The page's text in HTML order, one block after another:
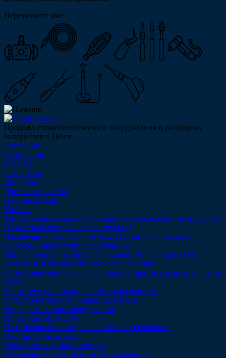
Перезвоните мне
Продажа стоматологического оборудования и расходных
материалов в Пензе
Компания
О компании
Отзывы
Реквизиты
Дипломы
Доставка и оплата
Производители
Каталог
Запчасти для стоматологических установок (комплектующие)
Стоматологические шланги (рукава)
Наконечники для слюноотсоса и стоматологического
пылесоса, мундштуки, переходники
Насадки для ультразвукового скалера (Woodpecker DTE)
Алмазные и твердосплавные боры, полиры
Стоматологические наконечники, роторные группы, запасные
части
Ультразвуковые скалеры стоматологические
Стоматологические лампы, световоды
Эндодонтическое оборудование
Аппараты AIR FLOW
Интраоральные камеры и системы отбеливания
Медицинская оптика
Электрические микромоторы
Оснащение стоматологического кабинета